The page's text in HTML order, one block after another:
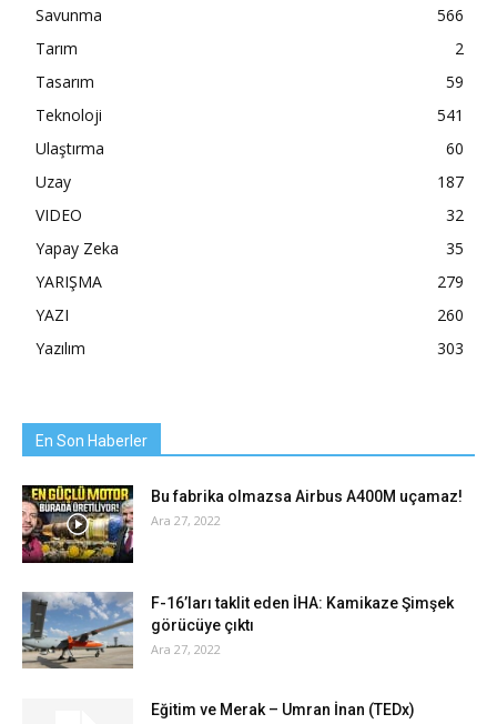
Savunma
566
Tarım
2
Tasarım
59
Teknoloji
541
Ulaştırma
60
Uzay
187
VIDEO
32
Yapay Zeka
35
YARIŞMA
279
YAZI
260
Yazılım
303
En Son Haberler
Bu fabrika olmazsa Airbus A400M uçamaz!
Ara 27, 2022
F-16’ları taklit eden İHA: Kamikaze Şimşek
görücüye çıktı
Ara 27, 2022
Eğitim ve Merak – Umran İnan (TEDx)